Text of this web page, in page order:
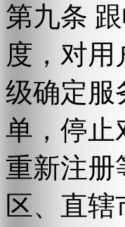
第九条
度，对
级确定服
单，停止
重新注册
区、直